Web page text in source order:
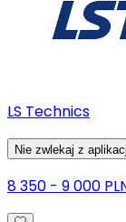
LS Technics
Nie zwlekaj z
8 350 - 9 000